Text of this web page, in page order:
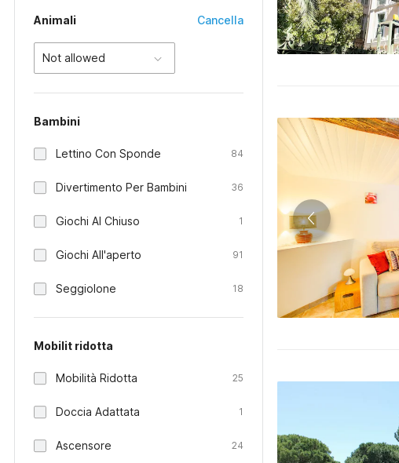
Animali Cancella
Not allowed
Bambini
Lettino Con Sponde 84
Divertimento Per Bambini 36
Giochi Al Chiuso 1
Giochi All'aperto 91
Seggiolone 18
Mobilit ridotta
Mobilità Ridotta 25
Doccia Adattata 1
Ascensore 24